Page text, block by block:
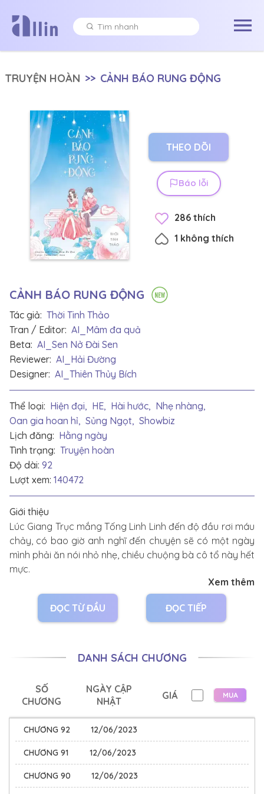
TRUYỆN HOÀN >> CẢNH BÁO RUNG ĐỘNG
THEO DÕI
Báo lỗi
286 thích
1 không thích
CẢNH BÁO RUNG ĐỘNG
Tác giả: Thời Tinh Thảo
Tran / Editor: AI_Mâm đa quả
Beta: AI_Sen Nở Đài Sen
Reviewer: AI_Hải Đường
Designer: AI_Thiên Thủy Bích
Thể loại: Hiện đại, HE, Hài hước, Nhẹ nhàng,
Oan gia hoan hỉ, Sủng Ngọt, Showbiz
Lịch đăng: Hằng ngày
Tình trạng: Truyện hoàn
Độ dài: 92
Lượt xem: 140472
Giới thiệu
Lúc Giang Trục mắng Tống Linh Linh đến độ đầu rơi máu
chảy, có bao giờ anh nghĩ đến chuyện sẽ có một ngày
mình phải ăn nói nhỏ nhẹ, chiều chuộng bà cô tổ này hết
mực.
Đạo diễn thiên tài Giang Trục không chỉ tài hoa xuất
chúng, mà diện mạo cũng anh tuấn hơn người, tính cách
Khắp cả showbiz này đều truyền tai nhau rằng, ngoại
trừ một vài diễn viên gạo cội trong nghề thì tất cả những
nam nữ diễn viên từng đóng phim của Giang Trục đều bị
anh mắng xối xả.
Tống Linh Linh cũng là một trong số đó.
Xem thêm
ĐỌC TỪ ĐẦU ĐỌC TIẾP
DANH SÁCH CHƯƠNG
SỐ
CHƯƠNG
NGÀY CẬP
NHẬT
GIÁ
CHƯƠNG 92 12/06/2023
CHƯƠNG 91 12/06/2023
CHƯƠNG 90 12/06/2023